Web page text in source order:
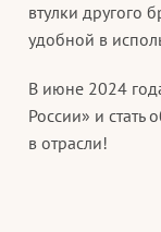
втулки другого
удобной в
В июне 2024
России» и
в отрасли!